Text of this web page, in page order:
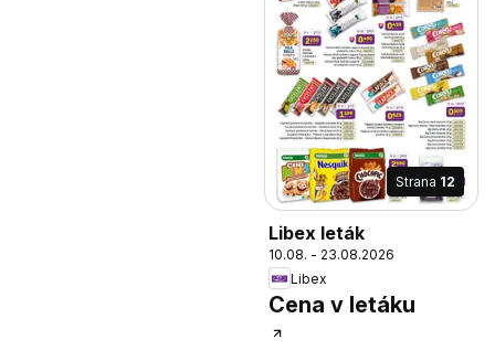
Strana 12
Libex leták
10.08. - 23.08.2026
Libex
Cena v letáku